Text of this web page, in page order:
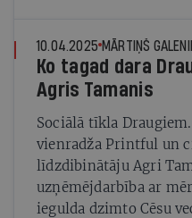
10.04.2025 MĀRTIŅŠ
Ko tagad dara
Agris Tamanis
Sociālā tīkla
vienradža Printful un
līdzdibinātāju Agri
uzņēmējdarbība ar
iegulda dzimto